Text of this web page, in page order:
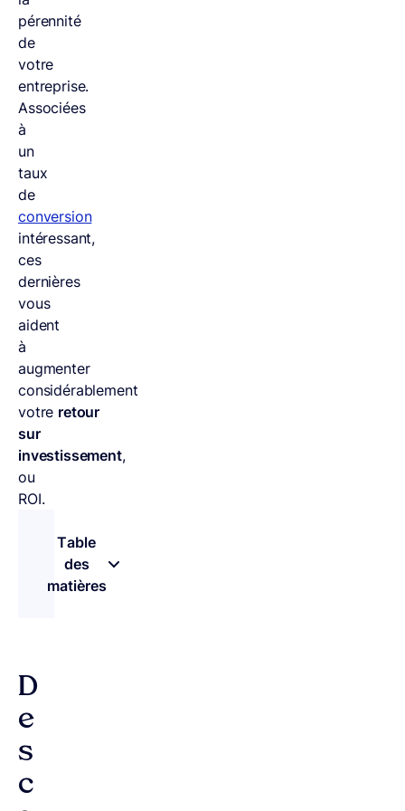
pérennité
de
votre
entreprise.
Associées
à
un
taux
de
conversion
intéressant,
ces
dernières
vous
aident
à
augmenter
considérablement
votre retour
sur
investissement,
ou
ROI.
Table
des
matières
D
e
s
c